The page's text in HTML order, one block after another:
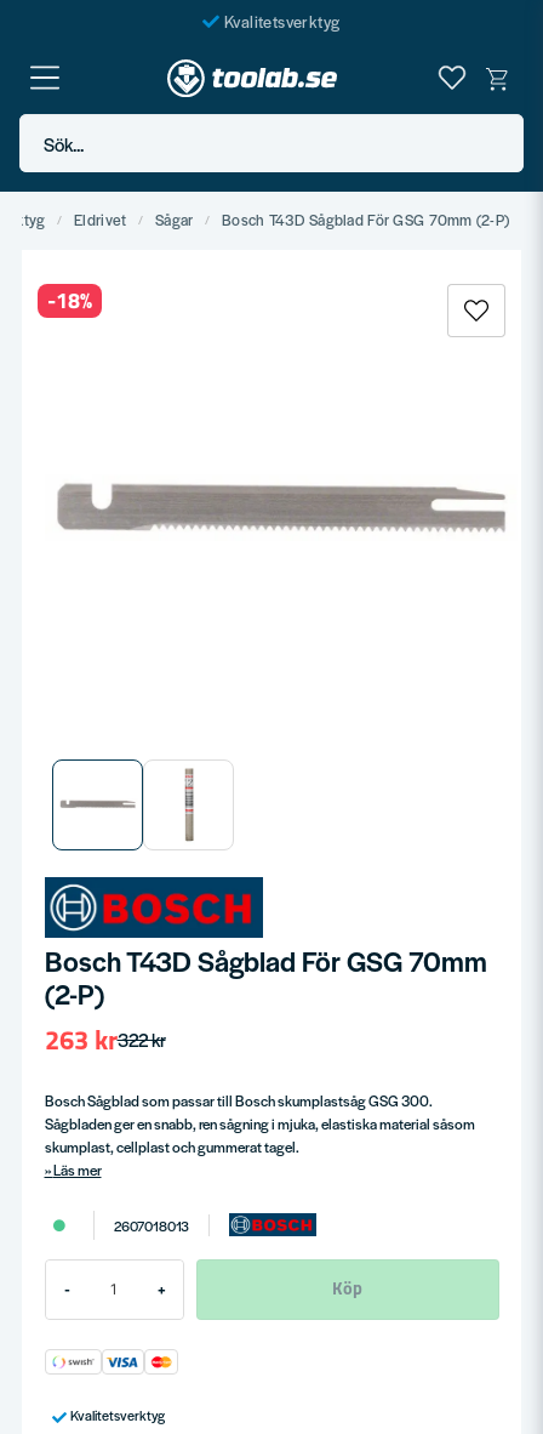
Kvalitetsverktyg
Fraktfritt över 999 SEK*
En järnhandel för alla
Sök...
Eldrivet Sågar Bosch T43D Sågblad För GSG 70mm (2-P)
-18%
Bosch T43D Sågblad För GSG 70mm
(2-P)
322 kr
263 kr
Bosch Sågblad som passar till Bosch skumplastsåg GSG 300.
Sågbladen ger en snabb, ren sågning i mjuka, elastiska material såsom
skumplast, cellplast och gummerat tagel.
Läs mer
2607018013
- + Köp
Kvalitetsverktyg